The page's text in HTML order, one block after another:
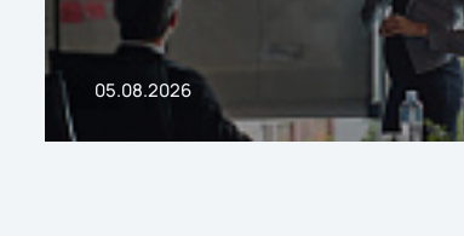
05.08.2026